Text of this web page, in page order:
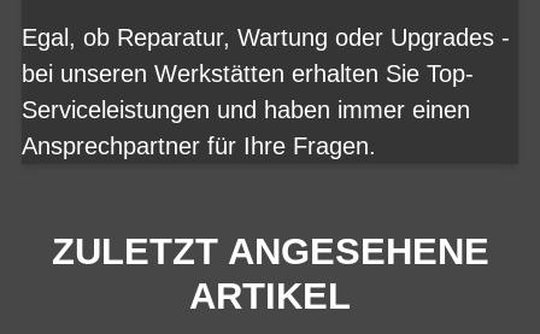
Egal, ob Reparatur, Wartung oder Upgrades -
bei unseren Werkstätten erhalten Sie Top-
Serviceleistungen und haben immer einen
Ansprechpartner für Ihre Fragen.
ZULETZT ANGESEHENE
ARTIKEL